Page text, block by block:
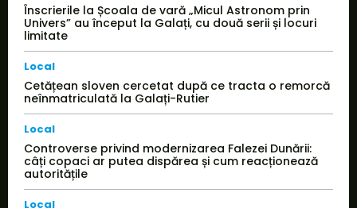
Înscrierile la Școala de vară „Micul Astronom prin
Univers” au început la Galați, cu două serii și locuri
limitate
Local
Cetățean sloven cercetat după ce tracta o remorcă
neînmatriculată la Galați-Rutier
Local
Controverse privind modernizarea Falezei Dunării:
câți copaci ar putea dispărea și cum reacționează
autoritățile
Local